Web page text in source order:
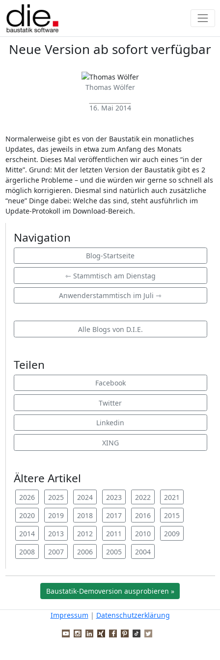
Neue Version ab sofort verfügbar
Thomas Wölfer
16. Mai 2014
Normalerweise gibt es von der Baustatik ein monatliches
Updates, das jeweils in etwa zum Anfang des Monats
erscheint. Dieses Mal veröffentlichen wir auch eines “in der
Mitte”. Grund: Mit der letzten Version der Baustatik gibt es 2
ärgerliche Probleme – und die würden wir gerne so schnell als
möglich korrigieren. Diesmal sind natürlich auch zusätzliche
“neue” Dinge dabei: Welche das sind, steht ausführlich im
Update-Protokoll im Download-Bereich.
Navigation
Blog-Startseite
⇽ Stammtisch am Dienstag
Anwenderstammtisch im Juli ⇾
Alle Blogs von D.I.E.
Teilen
Facebook
Twitter
Linkedin
XING
Ältere Artikel
2026 2025 2024 2023 2022
2021
2020
2019 2018 2017 2016
2015
2014
2013 2012 2011 2010
2009
2008
2007 2006 2005 2004
Baustatik-Demoversion ausprobieren »
Impressum | Datenschutzerklärung